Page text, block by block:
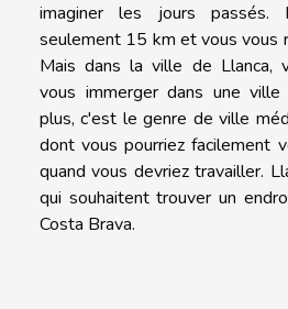
imaginer les jours
seulement 15 km et vous vous
Mais dans la ville de Llanca,
vous immerger dans une ville
plus, c'est le genre de ville
dont vous pourriez facilement
quand vous devriez travailler.
qui souhaitent trouver un
Costa Brava.